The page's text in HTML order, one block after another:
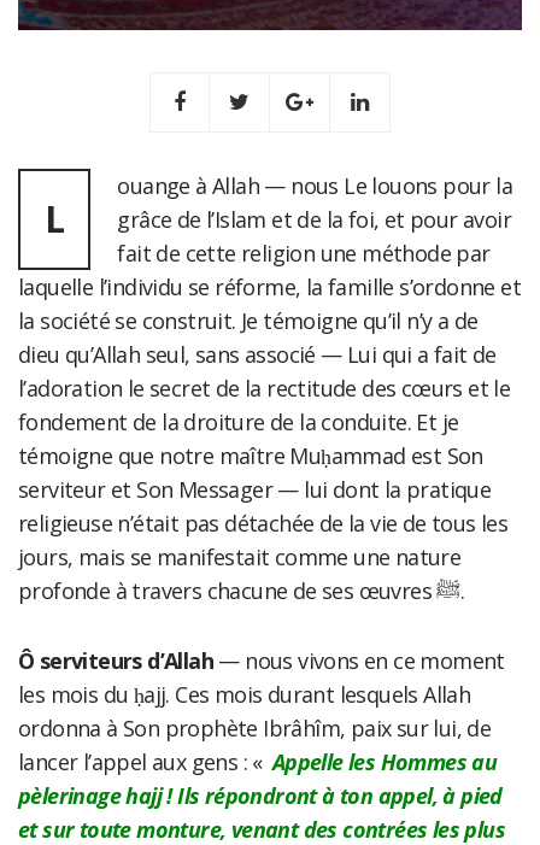
L
ouange à Allah — nous Le louons pour la
grâce de l’Islam et de la foi, et pour avoir
fait de cette religion une méthode par
laquelle l’individu se réforme, la famille s’ordonne et
la société se construit. Je témoigne qu’il n’y a de
dieu qu’Allah seul, sans associé — Lui qui a fait de
l’adoration le secret de la rectitude des cœurs et le
fondement de la droiture de la conduite. Et je
témoigne que notre maître Muḥammad est Son
serviteur et Son Messager — lui dont la pratique
religieuse n’était pas détachée de la vie de tous les
jours, mais se manifestait comme une nature
profonde à travers chacune de ses œuvres ﷺ.
Ô serviteurs d’Allah — nous vivons en ce moment
les mois du ḥajj. Ces mois durant lesquels Allah
ordonna à Son prophète Ibrâhîm, paix sur lui, de
lancer l’appel aux gens : « Appelle les Hommes au
pèlerinage hajj ! Ils répondront à ton appel, à pied
et sur toute monture, venant des contrées les plus